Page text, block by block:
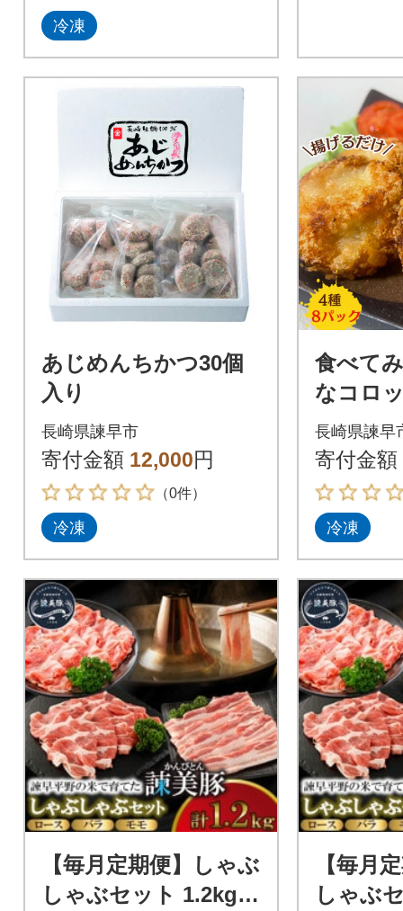
冷凍
あじめんちかつ30個
入り
長崎県諫早市
寄付金額 12,000円
（0件）
冷凍
食べて
なコロ
さかな
セット
長崎県諫早
寄付金額
冷凍
【毎月定期便】しゃぶ
しゃぶセット 1.2kg
【毎月
しゃぶ